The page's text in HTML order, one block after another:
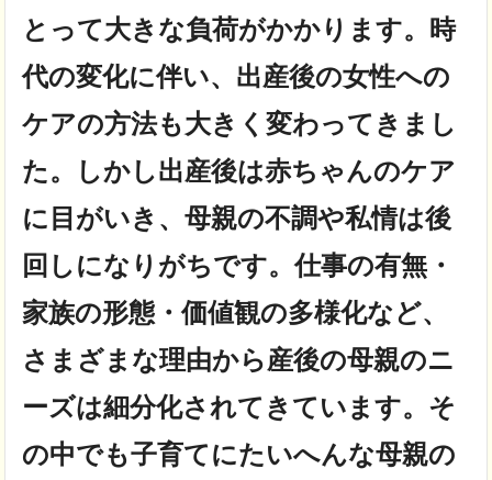
とって大きな負荷がかかります。時
代の変化に伴い、出産後の女性への
ケアの方法も大きく変わってきまし
た。しかし出産後は赤ちゃんのケア
に目がいき、母親の不調や私情は後
回しになりがちです。仕事の有無・
家族の形態・価値観の多様化など、
さまざまな理由から産後の母親のニ
ーズは細分化されてきています。そ
の中でも子育てにたいへんな母親の